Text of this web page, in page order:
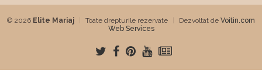
© 2026 Elite Mariaj Toate drepturile rezervate Dezvoltat de Voitin.com
Web Services